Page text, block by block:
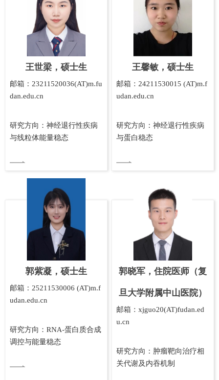
王世梁，硕士生
邮箱：23211520036(AT)m.fu
dan.edu.cn
研究方向：神经退行性疾病
与线粒体能量稳态
王馨敏，硕士生
邮箱：24211530015 (AT)m.f
udan.edu.cn
研究方向：神经退行性疾病
与蛋白稳态
郭紫凝，硕士生
邮箱：25211530006 (AT)m.f
udan.edu.cn
研究方向：RNA-蛋白质合成
调控与能量稳态
郭晓军，住院医师（复
旦大学附属中山医院）
邮箱：xjguo20(AT)fudan.ed
u.cn
研究方向：肿瘤靶向治疗相
关代谢及内吞机制